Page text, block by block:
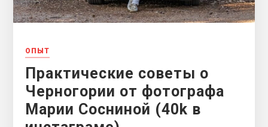
ОПЫТ
Практические советы о
Черногории от фотографа
Марии Сосниной (40k в